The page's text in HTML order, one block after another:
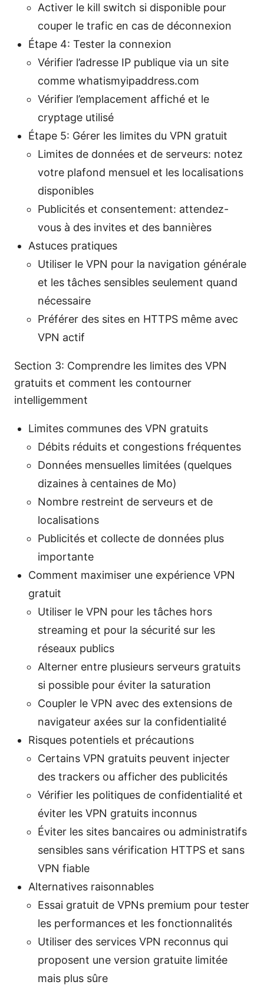
Activer le kill switch si disponible pour
couper le trafic en cas de déconnexion
Étape 4: Tester la connexion
Vérifier l’adresse IP publique via un site
comme whatismyipaddress.com
Vérifier l’emplacement affiché et le
cryptage utilisé
Étape 5: Gérer les limites du VPN gratuit
Limites de données et de serveurs: notez
votre plafond mensuel et les localisations
disponibles
Publicités et consentement: attendez-
vous à des invites et des bannières
Astuces pratiques
Utiliser le VPN pour la navigation générale
et les tâches sensibles seulement quand
nécessaire
Préférer des sites en HTTPS même avec
VPN actif
Section 3: Comprendre les limites des VPN
gratuits et comment les contourner
intelligemment
Limites communes des VPN gratuits
Débits réduits et congestions fréquentes
Données mensuelles limitées (quelques
dizaines à centaines de Mo)
Nombre restreint de serveurs et de
localisations
Publicités et collecte de données plus
importante
Comment maximiser une expérience VPN
gratuit
Utiliser le VPN pour les tâches hors
streaming et pour la sécurité sur les
réseaux publics
Alterner entre plusieurs serveurs gratuits
si possible pour éviter la saturation
Coupler le VPN avec des extensions de
navigateur axées sur la confidentialité
Risques potentiels et précautions
Certains VPN gratuits peuvent injecter
des trackers ou afficher des publicités
Vérifier les politiques de confidentialité et
éviter les VPN gratuits inconnus
Éviter les sites bancaires ou administratifs
sensibles sans vérification HTTPS et sans
VPN fiable
Alternatives raisonnables
Essai gratuit de VPNs premium pour tester
les performances et les fonctionnalités
Utiliser des services VPN reconnus qui
proposent une version gratuite limitée
mais plus sûre